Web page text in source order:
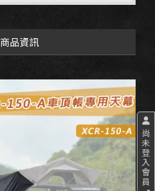
尚
未
登
入
會
員
商品資訊